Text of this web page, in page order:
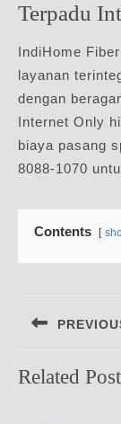
Terpadu
IndiHome
layanan
dengan
Internet Only
biaya pasang
8088-1070
Contents
pos
post:
Related Post